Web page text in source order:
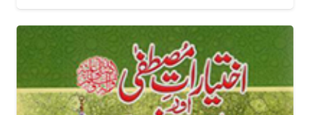
ابتدائی تعلیم اپنے والد ماجد سے حاصل کی۔بچپن ہی سے تحصیلِ علم
اور علمی مباحث میں حصہ لینے کا شوق تھا۔آپ کی ذہانت و فطانت
اور علمی و فکری دل چسپی کو ملاحظہ کرنے کے بعد صدر الشریعہ نے
فرمایاتھا : ’’ ان شآء اللہ! میرا یہ بیٹا مستقبل میں ایک بڑا عالم بنے
گا۔‘‘اس فقرے کا مرکزی خیال یہ واقعہ ہے: